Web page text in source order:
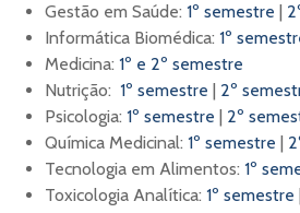
Gestão em Saúde: 1º semestre
Informática Biomédica: 1º
Medicina: 1º e 2º semestre
Nutrição: 1º semestre
2º
Psicologia: 1º semestre
2º
Química Medicinal: 1º semestre
Tecnologia em Alimentos: 1º
Toxicologia Analítica: 1º semestre